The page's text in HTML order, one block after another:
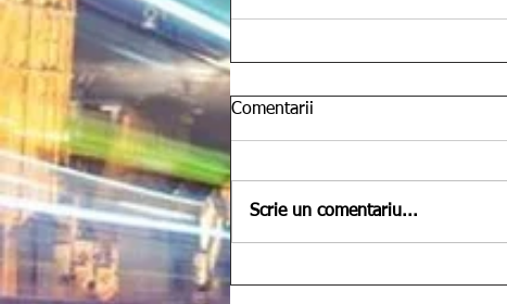
Comentarii
Scrie un comentariu...